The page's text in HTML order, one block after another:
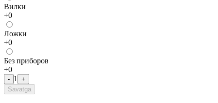
Bилки
+0
Лoжки
+0
Без приборов
+0
- 1
+
Savatga